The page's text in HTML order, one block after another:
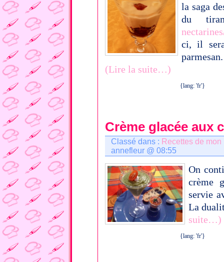
la saga
du
ci, il
(Lire la suite…)
{lang: 'fr'}
Crème glacée aux
Classé dans : Recettes de mon
annefleur @ 08:55
On
crème
servie
La
suite…)
{lang: 'fr'}